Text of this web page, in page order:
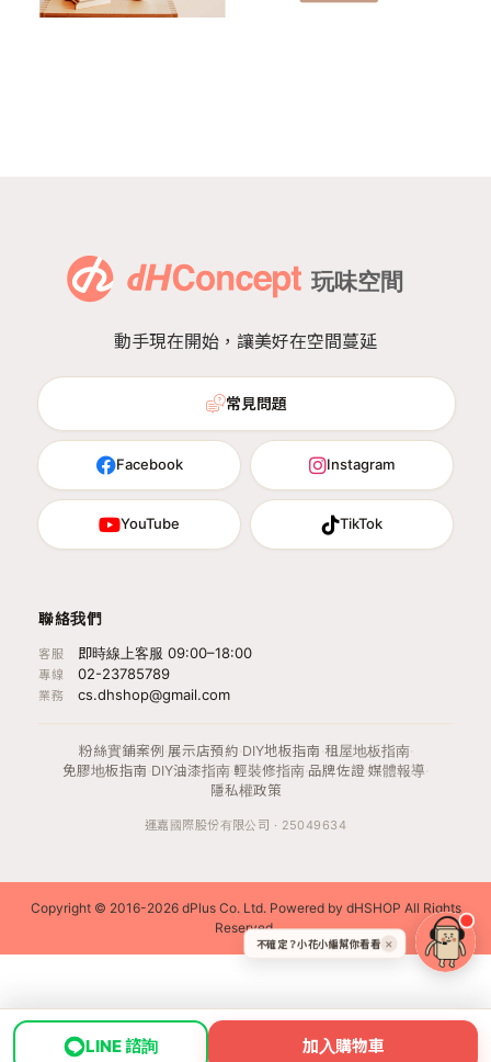
LINE 諮詢 加入購物車
動手現在開始，讓美好在空間蔓延
常見問題
Facebook Instagram
YouTube TikTok
聯絡我們
客服 即時線上客服 09:00–18:00
專線 02-23785789
業務 cs.dhshop@gmail.com
粉絲實鋪案例 ·展示店預約·DIY地板指南 ·租屋地板指南·
免膠地板指南 ·DIY油漆指南·輕裝修指南·品牌佐證·媒體報導·
隱私權政策
運嘉國際股份有限公司 · 25049634
Copyright © 2016-2026 dPlus Co. Ltd. Powered by dHSHOP All Rights
Reserved.
不確定？小花小編幫你看看 ✕